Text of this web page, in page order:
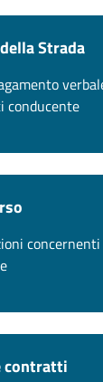
Strada
conducente
contratti